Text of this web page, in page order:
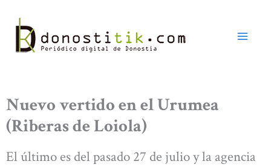
contenido
Nuevo vertido en el Urumea
(Riberas de Loiola)
El último es del pasado 27 de julio y la agencia